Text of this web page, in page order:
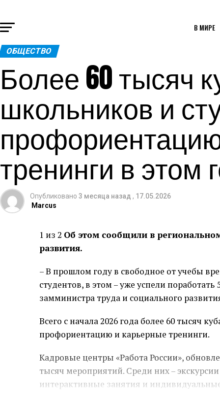
В МИРЕ
ОБЩЕСТВО
Более 60 тысяч
школьников и
тренинги в этом
Опубликовано 3 месяца назад , 17.05.2026
Marcus
1 из 2 Об этом сообщили в
развития.
– В прошлом году в свободное от учебы
студентов, в этом – уже успели поработать
замминистра труда и социального
Всего с начала 2026 года более 60 тысяч
профориентацию и карьерные тренинги.
Кадровые центры «Работа России»,
тысяч мероприятий. Среди них –
интерактивные занятия и